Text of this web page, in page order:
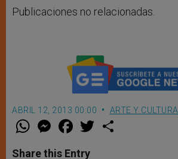
Publicaciones no relacionadas.
ABRIL 12, 2013 00:00 ARTE Y CULTURA
W
t
M
e
s
F
a
e
w
Share this Entry